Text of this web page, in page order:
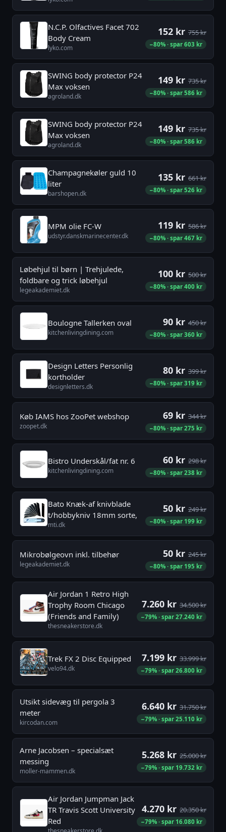
N.C.P. Olfactives Facet 702
Body Cream
lyko.com
152 kr 755 kr
−80% · spar 603 kr
SWING body protector P24
Max voksen
agroland.dk
149 kr 735 kr
−80% · spar 586 kr
SWING body protector P24
Max voksen
agroland.dk
149 kr 735 kr
−80% · spar 586 kr
Champagnekøler guld 10
liter
barshopen.dk
135 kr 661 kr
−80% · spar 526 kr
MPM olie FC-W
udstyr.danskmarinecenter.dk
119 kr 586 kr
−80% · spar 467 kr
Løbehjul til børn | Trehjulede,
foldbare og trick løbehjul
legeakademiet.dk
100 kr 500 kr
−80% · spar 400 kr
Boulogne Tallerken oval
kitchenlivingdining.com
90 kr 450 kr
−80% · spar 360 kr
Design Letters Personlig
kortholder
designletters.dk
80 kr 399 kr
−80% · spar 319 kr
Køb IAMS hos ZooPet webshop
zoopet.dk
69 kr 344 kr
−80% · spar 275 kr
Bistro Underskål/fat nr. 6
kitchenlivingdining.com
60 kr 298 kr
−80% · spar 238 kr
Bato Knæk-af knivblade
t/hobbykniv 18mm sorte,
mti.dk
50 kr 249 kr
−80% · spar 199 kr
Mikrobølgeovn inkl. tilbehør
legeakademiet.dk
50 kr 245 kr
−80% · spar 195 kr
Air Jordan 1 Retro High
Trophy Room Chicago
(Friends and Family)
thesneakerstore.dk
7.260 kr 34.500 kr
−79% · spar 27.240 kr
Trek FX 2 Disc Equipped
velo94.dk
7.199 kr 33.999 kr
−79% · spar 26.800 kr
Utsikt sidevæg til pergola 3
meter
kircodan.com
6.640 kr 31.750 kr
−79% · spar 25.110 kr
Arne Jacobsen – specialsæt
messing
moller-mammen.dk
5.268 kr 25.000 kr
−79% · spar 19.732 kr
Air Jordan Jumpman Jack
TR Travis Scott University
Red
4.270 kr 20.350 kr
−79% · spar 16.080 kr